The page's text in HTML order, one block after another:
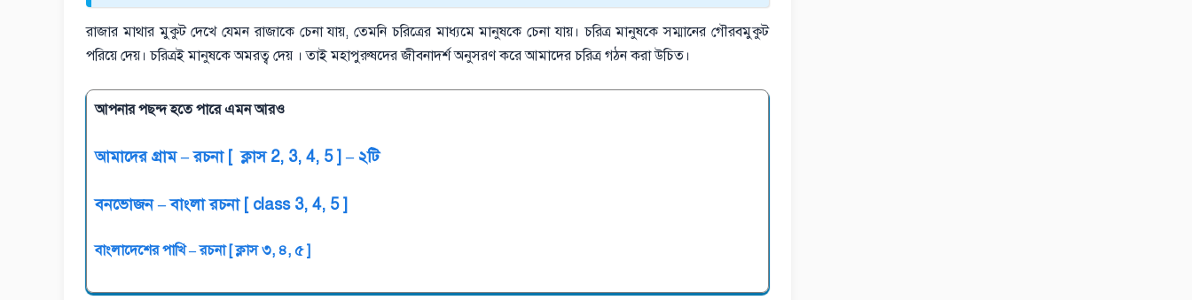
রাজার মাথার মুকুট দেখে যেমন রাজাকে চেনা যায়, তেমনি চরিত্রের মাধ্যমে মানুষকে চেনা যায়। চরিত্র মানুষকে সম্মানের গৌরবমুকুট
পরিয়ে দেয়। চরিত্রই মানুষকে অমরত্ব দেয় । তাই মহাপুরুষদের জীবনাদর্শ অনুসরণ করে আমাদের চরিত্র গঠন করা উচিত।
আপনার পছন্দ হতে পারে এমন আরও
আমাদের গ্রাম – রচনা [ ক্লাস 2, 3, 4, 5 ] – ২টি
বনভোজন – বাংলা রচনা [ class 3, 4, 5 ]
বাংলাদেশের পাখি – রচনা [ ক্লাস ৩, ৪, ৫ ]